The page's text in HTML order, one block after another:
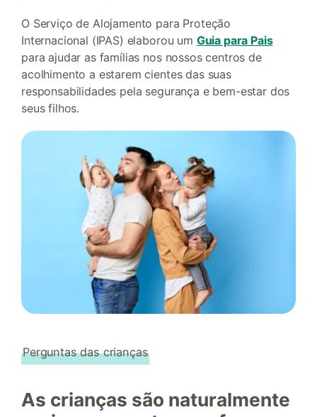
O Serviço de Alojamento para Proteção
Internacional (IPAS) elaborou um Guia para Pais
para ajudar as famílias nos nossos centros de
acolhimento a estarem cientes das suas
responsabilidades pela segurança e bem-estar dos
seus filhos.
Perguntas das crianças
As crianças são naturalmente